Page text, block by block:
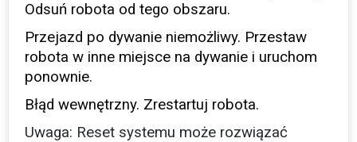
Odsuń robota od tego obszaru.
Przejazd po dywanie niemożliwy. Przestaw
robota w inne miejsce na dywanie i uruchom
ponownie.
Błąd wewnętrzny. Zrestartuj robota.
Uwaga: Reset systemu może rozwiązać